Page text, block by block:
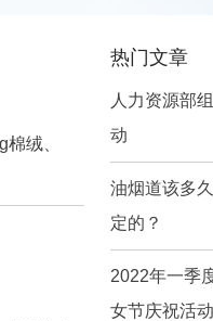
绒、
热门文章
人力资源部
动
油烟道该多
定的？
2022年一季
女节庆祝活